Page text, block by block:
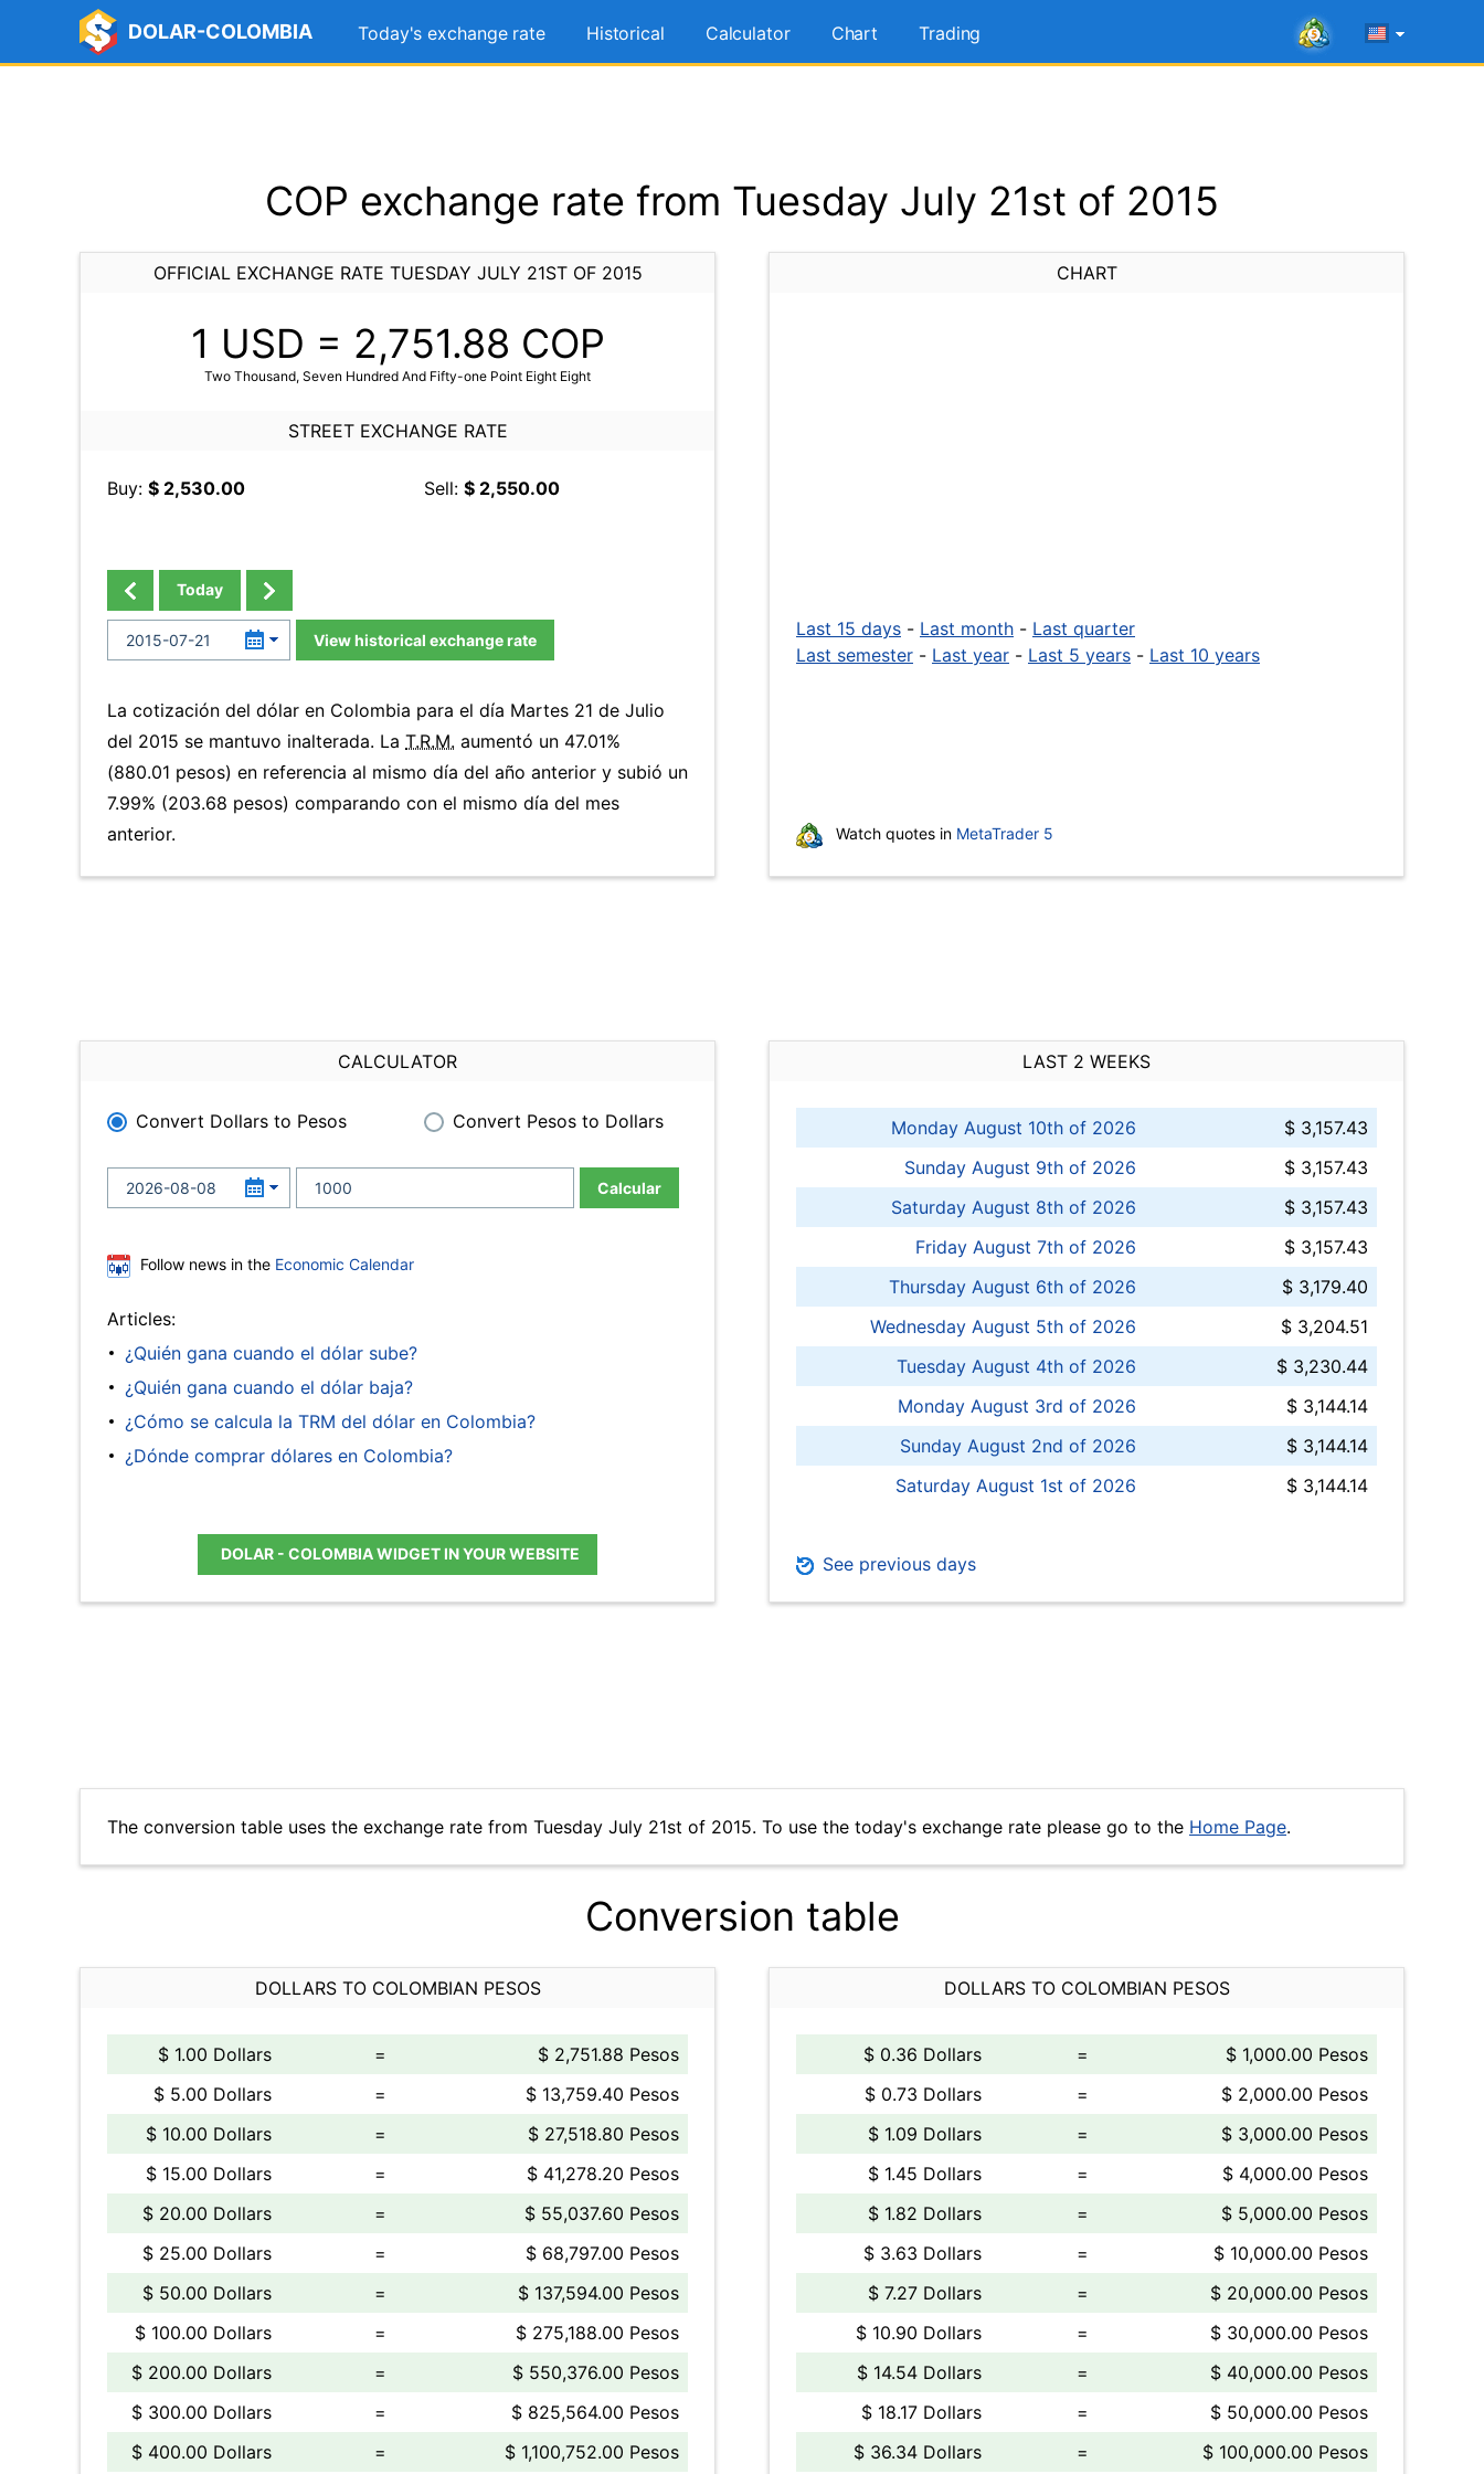
DOLAR-COLOMBIA Today's exchange rate Historical Calculator Chart Trading
COP exchange rate from Tuesday July 21st of 2015
OFFICIAL EXCHANGE RATE TUESDAY JULY 21ST OF 2015
1 USD = 2,751.88 COP
Two Thousand, Seven Hundred And Fifty-one Point Eight Eight
STREET EXCHANGE RATE
Buy: $ 2,530.00 Sell: $ 2,550.00
Today
View historical exchange rate
La cotización del dólar en Colombia para el día Martes 21 de Julio
del 2015 se mantuvo inalterada. La T.R.M. aumentó un 47.01%
(880.01 pesos) en referencia al mismo día del año anterior y subió un
7.99% (203.68 pesos) comparando con el mismo día del mes
anterior.
CHART
Last 15 days - Last month - Last quarter
Last semester - Last year - Last 5 years - Last 10 years
Watch quotes in MetaTrader 5
CALCULATOR
Convert Dollars to Pesos Convert Pesos to Dollars
Calcular
Follow news in the Economic Calendar
Articles:
¿Quién gana cuando el dólar sube?
¿Quién gana cuando el dólar baja?
¿Cómo se calcula la TRM del dólar en Colombia?
¿Dónde comprar dólares en Colombia?
DOLAR - COLOMBIA WIDGET IN YOUR WEBSITE
LAST 2 WEEKS
Monday August 10th of 2026
$ 3,157.43
Sunday August 9th of 2026
$ 3,157.43
Saturday August 8th of 2026
$ 3,157.43
Friday August 7th of 2026
$ 3,157.43
Thursday August 6th of 2026
$ 3,179.40
Wednesday August 5th of 2026
$ 3,204.51
Tuesday August 4th of 2026
$ 3,230.44
Monday August 3rd of 2026
$ 3,144.14
Sunday August 2nd of 2026
$ 3,144.14
Saturday August 1st of 2026
$ 3,144.14
See previous days
The conversion table uses the exchange rate from Tuesday July 21st of 2015. To use the today's exchange rate please go to the Home Page.
Conversion table
DOLLARS TO COLOMBIAN PESOS
$ 1.00 Dollars =
$ 2,751.88 Pesos
$ 5.00 Dollars
=
$ 13,759.40 Pesos
$ 10.00 Dollars
=
$ 27,518.80 Pesos
$ 15.00 Dollars
=
$ 41,278.20 Pesos
$ 20.00 Dollars
=
$ 55,037.60 Pesos
$ 25.00 Dollars
=
$ 68,797.00 Pesos
$ 50.00 Dollars
=
$ 137,594.00 Pesos
$ 100.00 Dollars
=
$ 275,188.00 Pesos
$ 200.00 Dollars
=
$ 550,376.00 Pesos
$ 300.00 Dollars
=
$ 825,564.00 Pesos
$ 400.00 Dollars
= $ 1,100,752.00 Pesos
DOLLARS TO COLOMBIAN PESOS
$ 0.36 Dollars =
$ 1,000.00 Pesos
$ 0.73 Dollars
=
$ 2,000.00 Pesos
$ 1.09 Dollars
=
$ 3,000.00 Pesos
$ 1.45 Dollars
=
$ 4,000.00 Pesos
$ 1.82 Dollars
=
$ 5,000.00 Pesos
$ 3.63 Dollars
=
$ 10,000.00 Pesos
$ 7.27 Dollars
=
$ 20,000.00 Pesos
$ 10.90 Dollars
=
$ 30,000.00 Pesos
$ 14.54 Dollars
=
$ 40,000.00 Pesos
$ 18.17 Dollars
=
$ 50,000.00 Pesos
$ 36.34 Dollars
= $ 100,000.00 Pesos